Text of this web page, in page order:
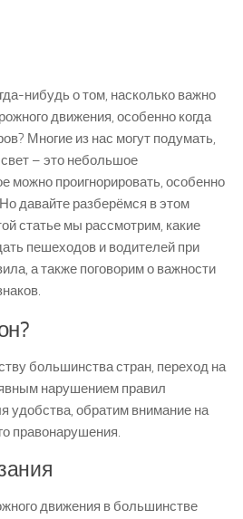
нибудь о том, насколько важно
движения, особенно когда
Многие из нас могут подумать,
– это небольшое
можно проигнорировать, особенно
давайте разберёмся в этом
статье мы рассмотрим, какие
пешеходов и водителей при
а также поговорим о важности
большинства стран, переход на
нарушением правил
удобства, обратим внимание на
правонарушения.
движения в большинстве